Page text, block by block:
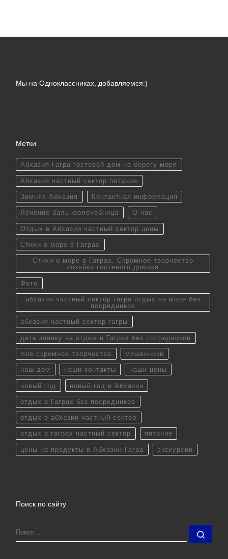
Мы на Одноклассниках, добавляемся:)
Метки
Абхазия Гагра гостевой дом на берегу моря
Абхазия частный сектор питание
Зимняя Абхазия Контактная информация
Лечение бальнеолечебница О нас
Отдых в Абхазии частный сектор цены
Стихи о море в Гаграх
Стихи о море в Гаграх. Скромное творчество
хозяйки гостевого домика
Фото
абхазия частный сектор гагра отдых на море без
посредников
абхазия частный сектор гагры
дать заявку на отдых в Гаграх без посредников
мое скромное творчество мошенники
наш дом наши контакты наши цены
новый год новый год в Абхазии
отдых в Гаграх без посредников
отдых в абхазии частный сектор
отдых в гаграх частный сектор питание
цены на продукты в Абхазии Гагра экскурсии
Поиск по сайту
ПОИСК